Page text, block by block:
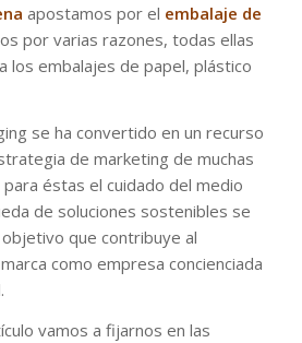
apostamos por el embalaje de
por varias razones, todas ellas
los embalajes de papel, plástico
se ha convertido en un recurso
de marketing de muchas
éstas el cuidado del medio
de soluciones sostenibles se
que contribuye al
como empresa concienciada
vamos a fijarnos en las